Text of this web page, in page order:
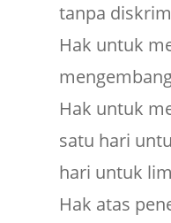
tanpa
Hak untuk
Hak untuk
satu hari
hari untuk
Hak atas